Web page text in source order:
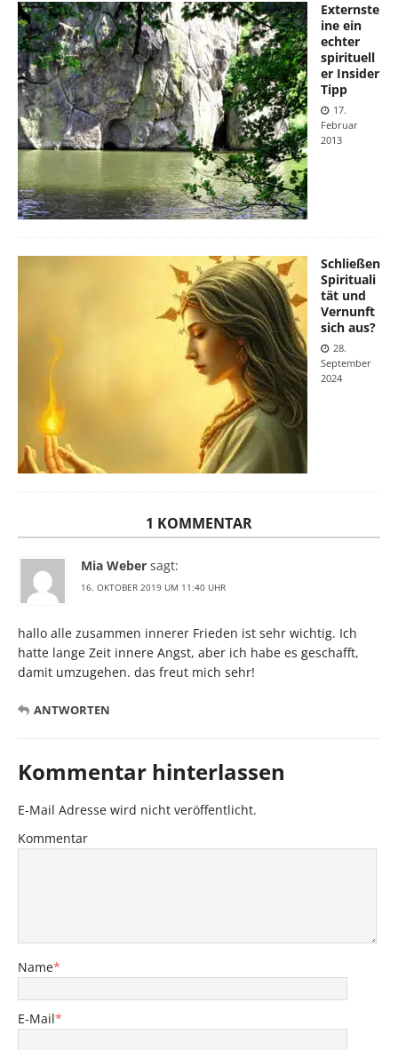
Externste
ine ein
echter
spirituell
er Insider
Tipp
17.
Februar
2013
Schließen
Spirituali
tät und
Vernunft
sich aus?
28.
September
2024
1 KOMMENTAR
Mia Weber sagt:
16. OKTOBER 2019 UM 11:40 UHR
hallo alle zusammen innerer Frieden ist sehr wichtig. Ich
hatte lange Zeit innere Angst, aber ich habe es geschafft,
damit umzugehen. das freut mich sehr!
ANTWORTEN
Kommentar hinterlassen
E-Mail Adresse wird nicht veröffentlicht.
Kommentar
Name*
E-Mail*